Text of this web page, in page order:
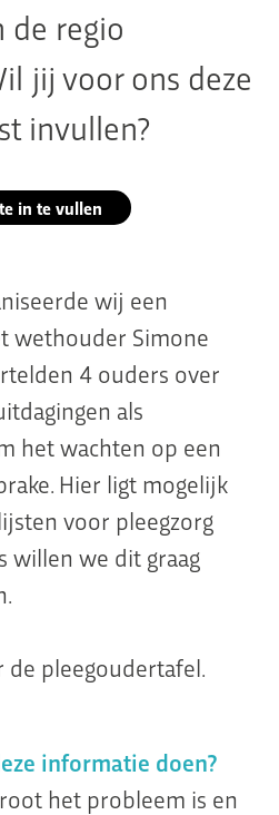
de regio
jij voor ons deze
invullen?
in te vullen
wij een
wethouder Simone
4 ouders over
als
het wachten op een
Hier ligt mogelijk
voor pleegzorg
willen we dit graag
de pleegoudertafel.
informatie doen?
het probleem is en